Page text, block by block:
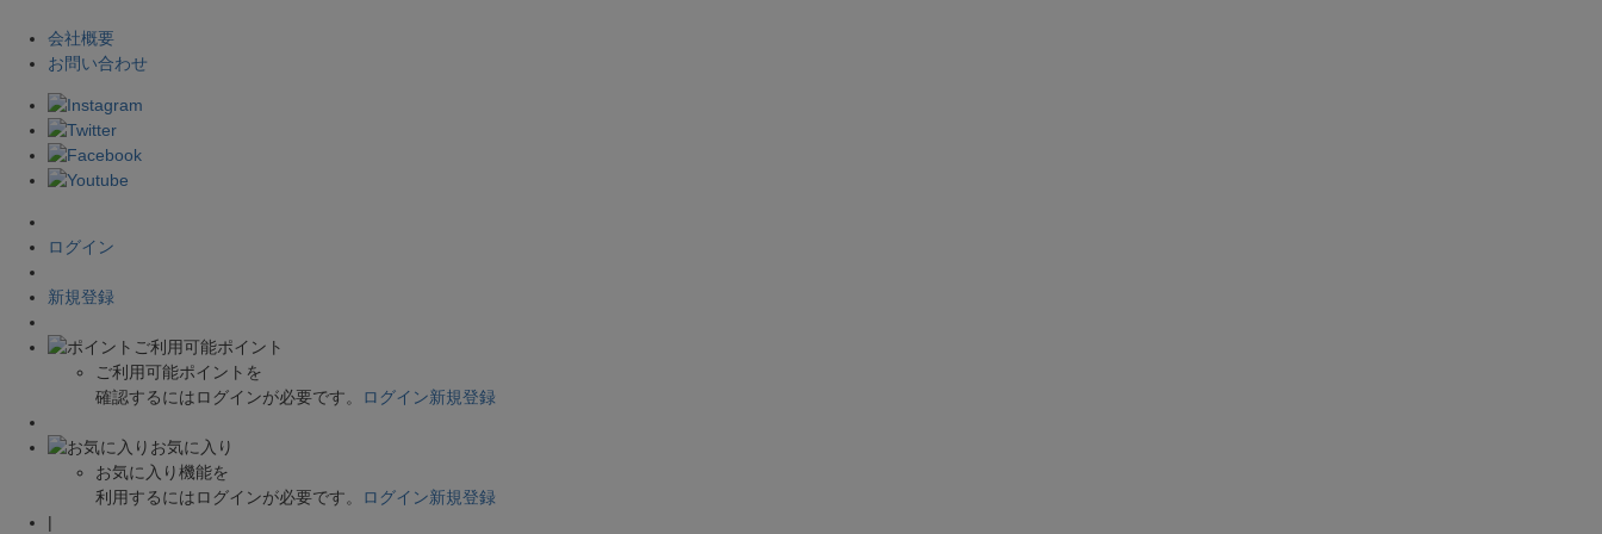
会社概要
お問い合わせ
ログイン
新規登録
ご利用可能ポイント
ご利用可能ポイントを
確認するにはログインが必要です。
ログイン新規登録
お気に入り
お気に入り機能を
利用するにはログインが必要です。
ログイン新規登録
|